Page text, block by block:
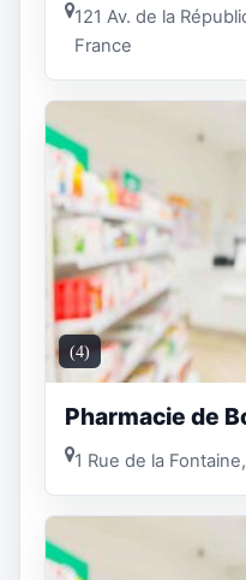
121 Av. de la
France
(4)
Pharmacie de
1 Rue de la